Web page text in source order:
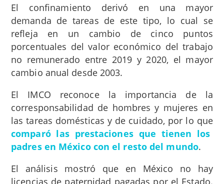
El confinamiento derivó en una mayor
demanda de tareas de este tipo, lo cual se
refleja en un cambio de cinco puntos
porcentuales del valor económico del trabajo
no remunerado entre 2019 y 2020, el mayor
cambio anual desde 2003.
El IMCO reconoce la importancia de la
corresponsabilidad de hombres y mujeres en
las tareas domésticas y de cuidado, por lo que
comparó las prestaciones que tienen los
padres en México con el resto del mundo.
El análisis mostró que en México no hay
licencias de paternidad pagadas por el Estado.